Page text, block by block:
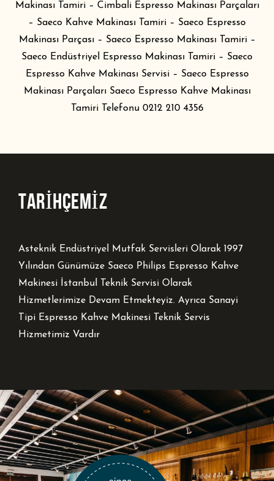
Makinası Tamiri– Cimbali Espresso Makinası Parçaları
– Saeco Kahve Makinası Tamiri – Saeco Espresso
Makinası Parçası – Saeco Espresso Makinası Tamiri –
Saeco Endüstriyel Espresso Makinası Tamiri – Saeco
Espresso Kahve Makinası Servisi– Saeco Espresso
Makinası Parçaları Saeco Espresso Kahve Makinası
Tamiri Telefonu 0212 210 4356
TARİHÇEMİZ
Asteknik Endüstriyel Mutfak Servisleri Olarak 1997
Yılından Günümüze Saeco Philips Espresso Kahve
Makinesi İstanbul Teknik Servisi Olarak
Hizmetlerimize Devam Etmekteyiz. Ayrıca Sanayi
Tipi Espresso Kahve Makinesi Teknik Servis
Hizmetimiz Vardır